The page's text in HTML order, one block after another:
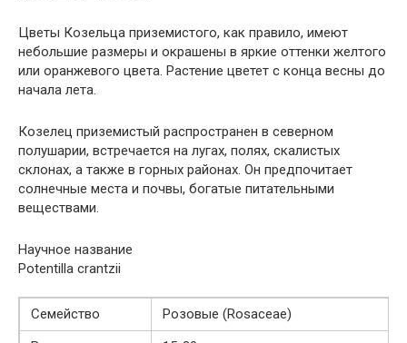
Цветы Козельца приземистого, как правило, имеют
небольшие размеры и окрашены в яркие оттенки желтого
или оранжевого цвета. Растение цветет с конца весны до
начала лета.
Козелец приземистый распространен в северном
полушарии, встречается на лугах, полях, скалистых
склонах, а также в горных районах. Он предпочитает
солнечные места и почвы, богатые питательными
веществами.
Научное название
Potentilla crantzii
Семейство
Розовые (Rosaceae)